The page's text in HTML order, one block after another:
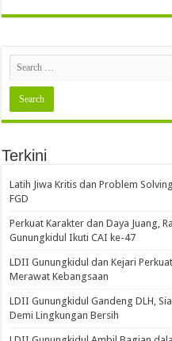
Terkini
Latih Jiwa Kritis dan Problem
FGD
Perkuat Karakter dan Daya Juang,
Gunungkidul Ikuti CAI ke-47
LDII Gunungkidul dan Kejari
Merawat Kebangsaan
LDII Gunungkidul Gandeng DLH,
Demi Lingkungan Bersih